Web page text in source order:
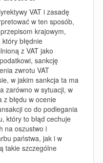
VAT i zasadę
w ten sposób,
krajowym,
błędnie
z VAT jako
sankcję
zwrotu VAT
w jakim sankcja ta ma
zarówno w sytuacji, w
z błędu w ocenie
co do podlegania
który to błąd cechuje
na oszustwo i
państwa, jak i w
takie szczególne